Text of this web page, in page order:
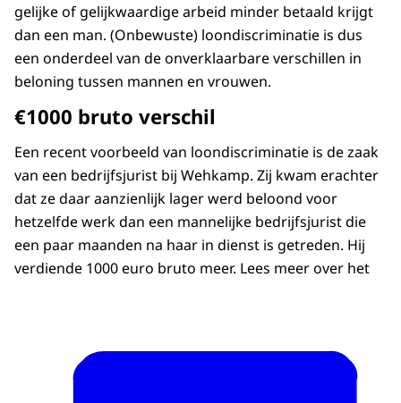
gelijke of gelijkwaardige arbeid minder betaald krijgt
dan een man. (Onbewuste) loondiscriminatie is dus
een onderdeel van de onverklaarbare verschillen in
beloning tussen mannen en vrouwen.
€1000 bruto verschil
Een recent voorbeeld van loondiscriminatie is de zaak
van een bedrijfsjurist bij Wehkamp. Zij kwam erachter
dat ze daar aanzienlijk lager werd beloond voor
hetzelfde werk dan een mannelijke bedrijfsjurist die
een paar maanden na haar in dienst is getreden. Hij
verdiende 1000 euro bruto meer. Lees meer over het